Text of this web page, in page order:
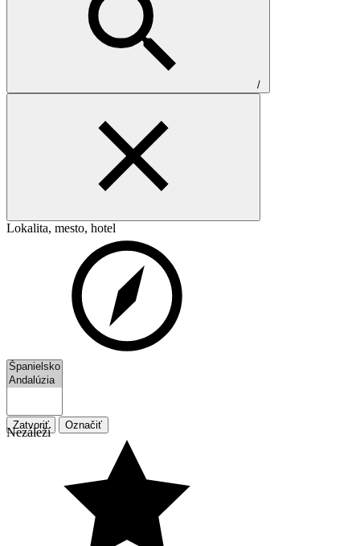
/
Lokalita, mesto, hotel
Zatvoriť Označiť
Nezáleží